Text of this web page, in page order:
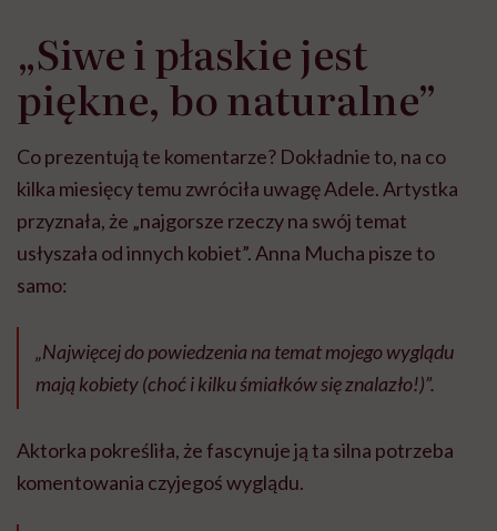
„Siwe i płaskie jest
piękne, bo naturalne”
Co prezentują te komentarze? Dokładnie to, na co
kilka miesięcy temu zwróciła uwagę Adele. Artystka
przyznała, że „najgorsze rzeczy na swój temat
usłyszała od innych kobiet”. Anna Mucha pisze to
samo:
„Najwięcej do powiedzenia na temat mojego wyglądu
mają kobiety (choć i kilku śmiałków się znalazło!)”.
Aktorka pokreśliła, że fascynuje ją ta silna potrzeba
komentowania czyjegoś wyglądu.